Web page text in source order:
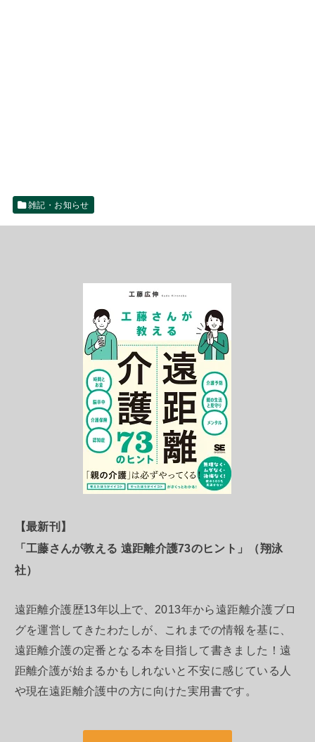
雑記・お知らせ
【最新刊】
「工藤さんが教える 遠距離介護73のヒント」（翔泳
社）
遠距離介護歴13年以上で、2013年から遠距離介護ブロ
グを運営してきたわたしが、これまでの情報を基に、
遠距離介護の定番となる本を目指して書きました！遠
距離介護が始まるかもしれないと不安に感じている人
や現在遠距離介護中の方に向けた実用書です。